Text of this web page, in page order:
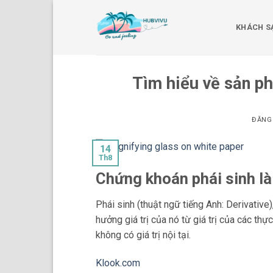
KHÁCH
Tìm hiểu về sản
14
Th8
Chứng khoán phái sinh
Phái sinh (thuật ngữ tiếng Anh:
hưởng giá trị của nó từ giá trị của các
không có giá trị nội tại.
Klook.com